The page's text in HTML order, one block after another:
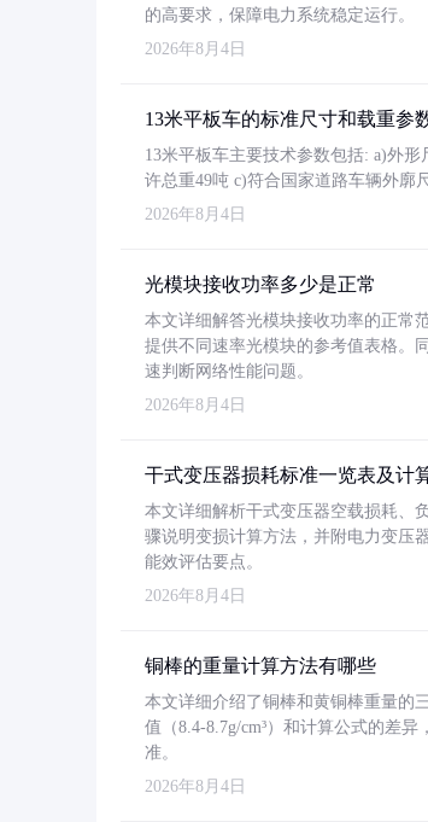
的高要求，保障电力系统稳定运行。
2026年8月4日
13米平板车的标准尺寸和载重参
13米平板车主要技术参数包括: a)外
许总重49吨 c)符合国家道路车辆外廓
2026年8月4日
光模块接收功率多少是正常
本文详细解答光模块接收功率的正常
提供不同速率光模块的参考值表格。
速判断网络性能问题。
2026年8月4日
干式变压器损耗标准一览表及计
本文详细解析干式变压器空载损耗、
骤说明变损计算方法，并附电力变压
能效评估要点。
2026年8月4日
铜棒的重量计算方法有哪些
本文详细介绍了铜棒和黄铜棒重量的
值（8.4-8.7g/cm³）和计算公式的差
准。
2026年8月4日